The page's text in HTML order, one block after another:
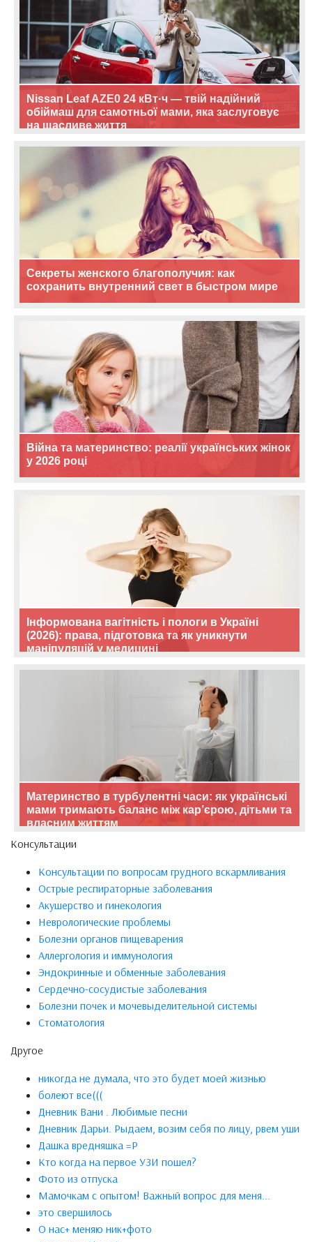
Nissan Leaf AZE0 24 кВт·ч — твій надійний
обіймаш для самотньої мами, яка заслуговує
на щасливе життя
Секреты женского благополучия: как
сохранить внутренний свет в быстром мире
Війна та материнство: реалії українських жінок
у 2026 році
Інформована вагітність і пологи в Україні
(2026): права, підготовка та як уникнути
маніпуляцій у медицині
Материнство в турбулентні часи: як українські
мами тримають баланс між кар’єрою, дітьми та
власним життям
Консультации
Консультации по вопросам грудного вскармливания
Острые респираторные заболевания
Акушерство и гинекология
Неврологические проблемы
Болезни органов пищеварения
Аллергология и иммунология
Эндокринные и обменные заболевания
Сердечно-сосудистые заболевания
Болезни почек и мочевыделительной системы
Стоматология
Другое
никогда не думала, что это будет моей жизнью
болеют все(((
Дневник Вани . Любимые песни
Дневник Дарьи. Рыдаем, возим себя по лицу, рвем уши
Дашка вредняшка =Р
Кто когда на первое УЗИ пошел?
Фото из отпуска
Мамочкам с опытом! Важный вопрос для меня...
это свершилось
О нас+ меняю ник+фото